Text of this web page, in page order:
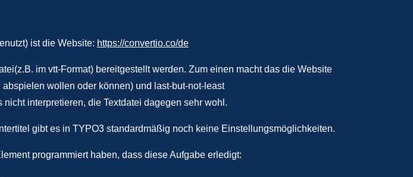
ist die Website: https://convertio.co/de
im vtt-Format) bereitgestellt werden. Zum einen macht das die Website
wollen oder können) und last-but-not-least
interpretieren, die Textdatei dagegen sehr wohl.
gibt es in TYPO3 standardmäßig noch keine Einstellungsmöglichkeiten.
programmiert haben, dass diese Aufgabe erledigt: